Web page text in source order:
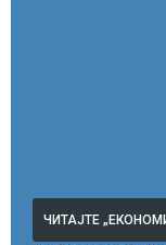
ЧИТАЈТЕ